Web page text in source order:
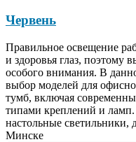
Червень
Правильное освещение
и здоровья глаз, поэтому
особого внимания. В
выбор моделей для
тумб, включая
типами креплений и ламп.
настольные светильники,
Минске